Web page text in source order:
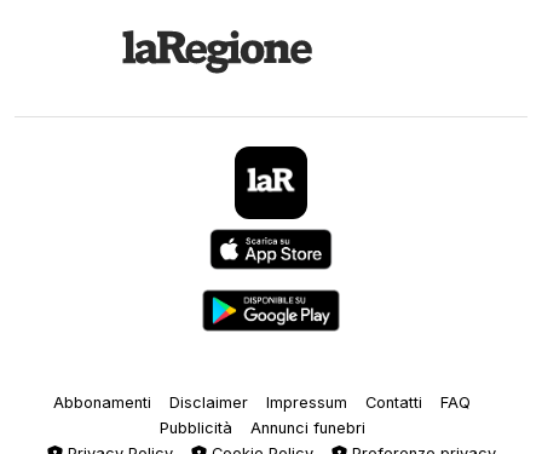
Abbonamenti Disclaimer Impressum Contatti
FAQ
Pubblicità
Annunci funebri